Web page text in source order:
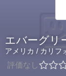
エバーグリ
アメリカ / カリフ
評価なし